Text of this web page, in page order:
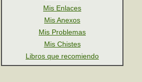
Mis Enlaces
Mis Anexos
Mis Problemas
Mis Chistes
Libros que recomiendo